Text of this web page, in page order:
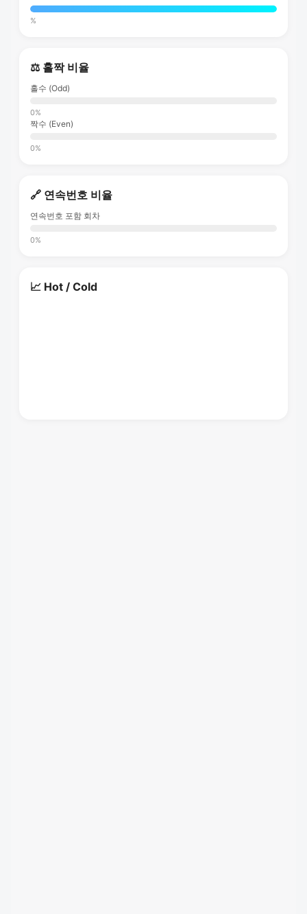
%
⚖️ 홀짝 비율
홀수 (Odd)
0%
짝수 (Even)
0%
🔗 연속번호 비율
연속번호 포함 회차
0%
📈 Hot / Cold